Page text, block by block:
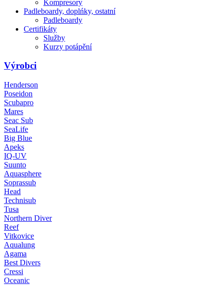
Kompresory
Padleboardy, doplńky, ostatní
Padleboardy
Certifikáty
Služby
Kurzy potápění
Výrobci
Henderson
Poseidon
Scubapro
Mares
Seac Sub
SeaLife
Big Blue
Apeks
IQ-UV
Suunto
Aquasphere
Soprassub
Head
Technisub
Tusa
Northern Diver
Reef
Vitkovice
Aqualung
Agama
Best Divers
Cressi
Oceanic